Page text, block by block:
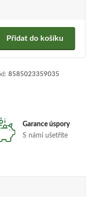
Přidat do košíku
8585023359035
Garance úspory
S námi ušetříte